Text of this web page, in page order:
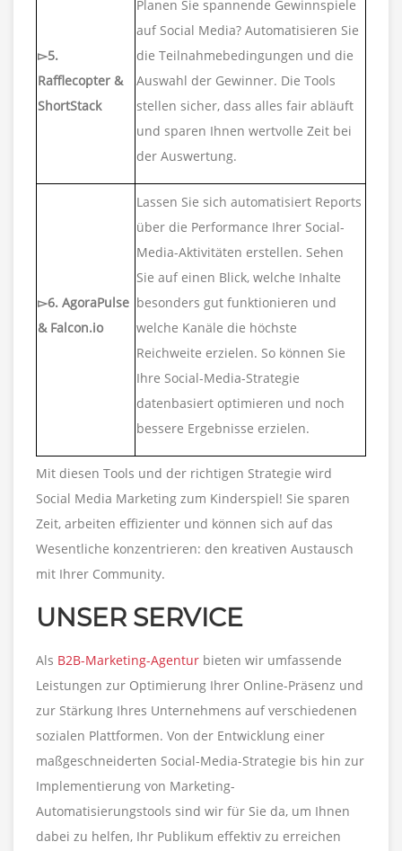
▻5.
Rafflecopter &
ShortStack
Planen Sie spannende Gewinnspiele
auf Social Media? Automatisieren Sie
die Teilnahmebedingungen und die
Auswahl der Gewinner. Die Tools
stellen sicher, dass alles fair abläuft
und sparen Ihnen wertvolle Zeit bei
der Auswertung.
▻6. AgoraPulse
& Falcon.io
Lassen Sie sich automatisiert Reports
über die Performance Ihrer Social-
Media-Aktivitäten erstellen. Sehen
Sie auf einen Blick, welche Inhalte
besonders gut funktionieren und
welche Kanäle die höchste
Reichweite erzielen. So können Sie
Ihre Social-Media-Strategie
datenbasiert optimieren und noch
bessere Ergebnisse erzielen.
Mit diesen Tools und der richtigen Strategie wird
Social Media Marketing zum Kinderspiel! Sie sparen
Zeit, arbeiten effizienter und können sich auf das
Wesentliche konzentrieren: den kreativen Austausch
mit Ihrer Community.
UNSER SERVICE
Als B2B-Marketing-Agentur bieten wir umfassende
Leistungen zur Optimierung Ihrer Online-Präsenz und
zur Stärkung Ihres Unternehmens auf verschiedenen
sozialen Plattformen. Von der Entwicklung einer
maßgeschneiderten Social-Media-Strategie bis hin zur
Implementierung von Marketing-
Automatisierungstools sind wir für Sie da, um Ihnen
dabei zu helfen, Ihr Publikum effektiv zu erreichen